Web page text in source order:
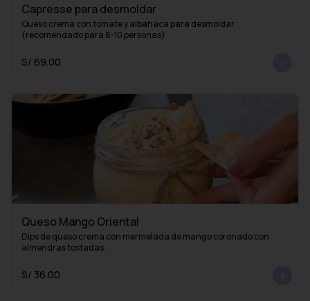
Capresse para desmoldar
Queso crema con tomate y albahaca para desmoldar
(recomendado para 8-10 personas)
S/ 69.00
Queso Mango Oriental
Dips de queso crema con mermelada de mango coronado con
almendras tostadas.
S/ 36.00